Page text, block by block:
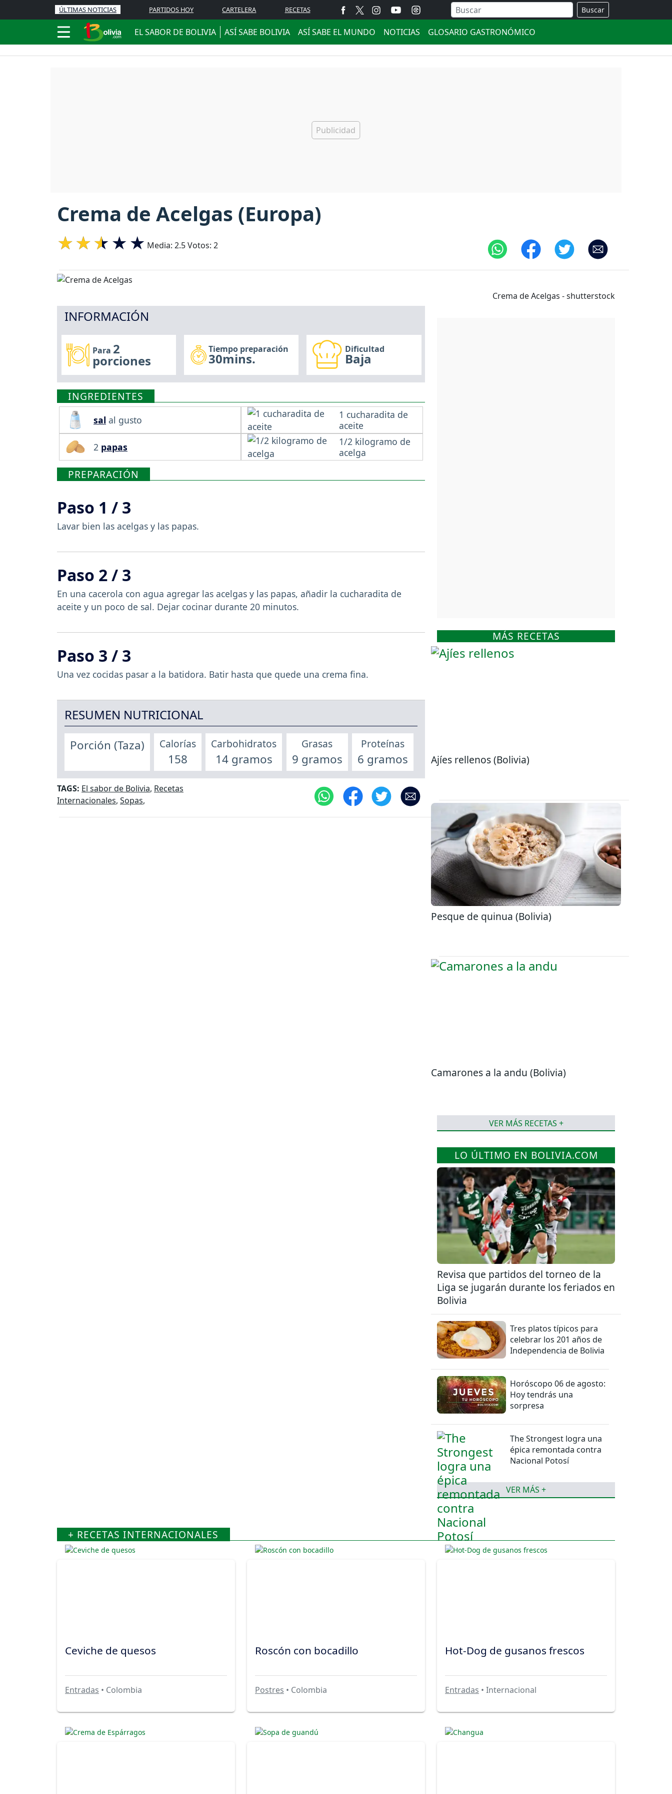
ÚLTIMAS NOTICIAS PARTIDOS HOY CARTELERA RECETAS Buscar
EL SABOR DE BOLIVIA ASÍ SABE BOLIVIA ASÍ SABE EL MUNDO NOTICIAS GLOSARIO GASTRONÓMICO
Crema de Acelgas (Europa)
Media: 2.5Votos: 2
Crema de Acelgas - shutterstock
INFORMACIÓN
Para 2
porciones
Tiempo preparación
30mins.
Dificultad
Baja
INGREDIENTES
sal al gusto
1 cucharadita de
aceite
2 papas
1/2 kilogramo de
acelga
PREPARACIÓN
Paso 1 / 3
Lavar bien las acelgas y las papas.
Paso 2 / 3
En una cacerola con agua agregar las acelgas y las papas, añadir la cucharadita de
aceite y un poco de sal. Dejar cocinar durante 20 minutos.
Paso 3 / 3
Una vez cocidas pasar a la batidora. Batir hasta que quede una crema fina.
RESUMEN NUTRICIONAL
Porción (Taza) Calorías
158
Carbohidratos
14 gramos
Grasas
9 gramos
Proteínas
6 gramos
TAGS: El sabor de Bolivia, Recetas
Internacionales, Sopas,
MÁS RECETAS
Ajíes rellenos (Bolivia)
Pesque de quinua (Bolivia)
Camarones a la andu (Bolivia)
VER MÁS RECETAS +
LO ÚLTIMO EN BOLIVIA.COM
Revisa que partidos del torneo de la
Liga se jugarán durante los feriados en
Bolivia
Tres platos típicos para
celebrar los 201 años de
Independencia de Bolivia
Horóscopo 06 de agosto:
Hoy tendrás una
sorpresa
The Strongest logra una
épica remontada contra
Nacional Potosí
VER MÁS +
+ RECETAS INTERNACIONALES
Ceviche de quesos
Entradas • Colombia
Roscón con bocadillo
Postres • Colombia
Hot-Dog de gusanos frescos
Entradas • Internacional